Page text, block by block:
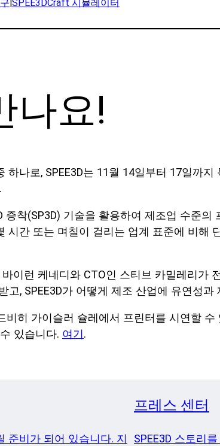
|SPEE3DCraft 시뮬레이터
나요!
나로, SPEE3D는 11월 14일부터 17일까
증착(SP3D) 기술을 활용하여 제조업 수준
시간 또는 며칠이 걸리는 업계 표준에 비
이런 케네디와 CTO인 스티브 카밀레리가
, SPEE3D가 어떻게 제조 산업에 유연성
히 가이슬러 슐레에서 프린터를 시연할
있습니다. 여기.
준비가 되어 있습니다. 지
프레스 센터
SPEE3D 스토리